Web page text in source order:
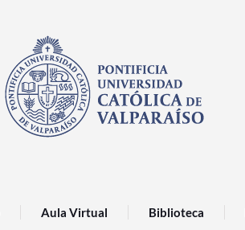
Aula Virtual Biblioteca